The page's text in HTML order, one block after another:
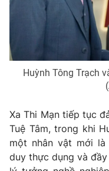
VTV9
THỜI BÁO VTV
Huỳnh Tông Trạch
Xa Thi Mạn tiếp tục
Tuệ Tâm, trong khi
một nhân vật mới
duy thực dụng và